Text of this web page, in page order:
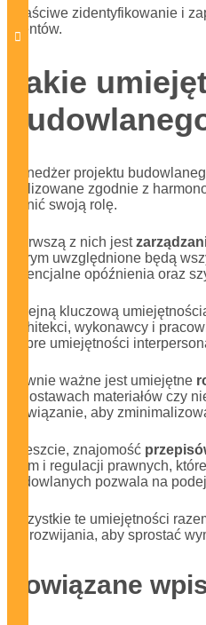
Właściwe zidentyfikowanie i
klientów.
Jakie
Menedżer projektu
realizowane zgodnie z
pełnić swoją rolę.
Pierwszą z nich jest
którym uwzględnione będą
potencjalne opóźnienia oraz
Kolejną kluczową
architekci, wykonawcy i
Dobre umiejętności
Równie ważne jest umiejętne
w dostawach materiałów czy
rozwiązanie, aby
Wreszcie, znajomość
norm i regulacji prawnych,
budowlanych pozwala na
Wszystkie te umiejętności
ich rozwijania, aby sprostać
Powiązane